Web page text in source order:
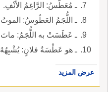
ـ مُعَطَّسُ: الرَّاغِمُ الأنْفِ.
ـ اللُّجَمُ العَطُوسُ:
ـ عَطَسَتْ به اللُّجَمُ:
ـ هو عَطْسَةُ فلانٍ: يُشْبِهُهُ
عرض المزيد